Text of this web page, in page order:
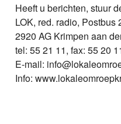
Heeft u berichten, stuur
LOK, red. radio, Postbus
2920 AG Krimpen aan
tel: 55 21 11, fax: 55 20
E-mail:
Info: